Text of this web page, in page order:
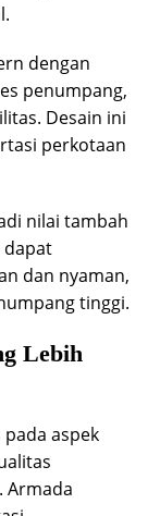
dengan
penumpang,
Desain ini
perkotaan
nilai tambah
dapat
dan nyaman,
tinggi.
Lebih
aspek
Armada